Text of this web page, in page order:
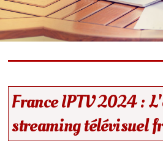
France IPTV 2024 :
streaming télévisuel